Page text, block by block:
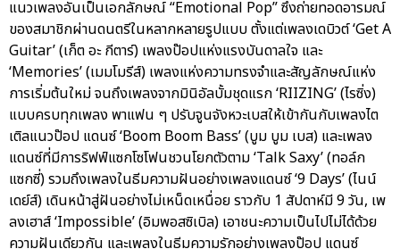
แนวเพลงอันเป็นเอกลักษณ์ “Emotional Pop” ซึ่งถ่ายทอดอารมณ์
ของสมาชิกผ่านดนตรีในหลากหลายรูปแบบ ตั้งแต่เพลงเดบิวต์ ‘Get A
Guitar’ (เก็ต อะ กีตาร์) เพลงป๊อปแห่งแรงบันดาลใจ และ
‘Memories’ (เมมโมรีส์) เพลงแห่งความทรงจำและสัญลักษณ์แห่ง
การเริ่มต้นใหม่ จนถึงเพลงจากมินิอัลบั้มชุดแรก ‘RIIZING’ (ไรซิ่ง)
แบบครบทุกเพลง พาแฟน ๆ ปรับจูนจังหวะเบสให้เข้ากันกับเพลงไต
เติลแนวป๊อป แดนซ์ ‘Boom Boom Bass’ (บูม บูม เบส) และเพลง
แดนซ์ที่มีการริฟฟ์แซกโซโฟนชวนโยกตัวตาม ‘Talk Saxy’ (ทอล์ก
แซกซี่) รวมถึงเพลงในธีมความฝันอย่างเพลงแดนซ์ ‘9 Days’ (ไนน์
เดย์ส์) เดินหน้าสู่ฝันอย่างไม่เหน็ดเหนื่อย ราวกับ 1 สัปดาห์มี 9 วัน, เพ
ลงเฮาส์ ‘Impossible’ (อิมพอสซิเบิล) เอาชนะความเป็นไปไม่ได้ด้วย
ความฝันเดียวกัน และเพลงในธีมความรักอย่างเพลงป๊อป แดนซ์